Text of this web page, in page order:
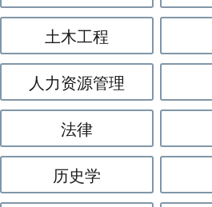
土木工程
人力资源管理
法律
历史学